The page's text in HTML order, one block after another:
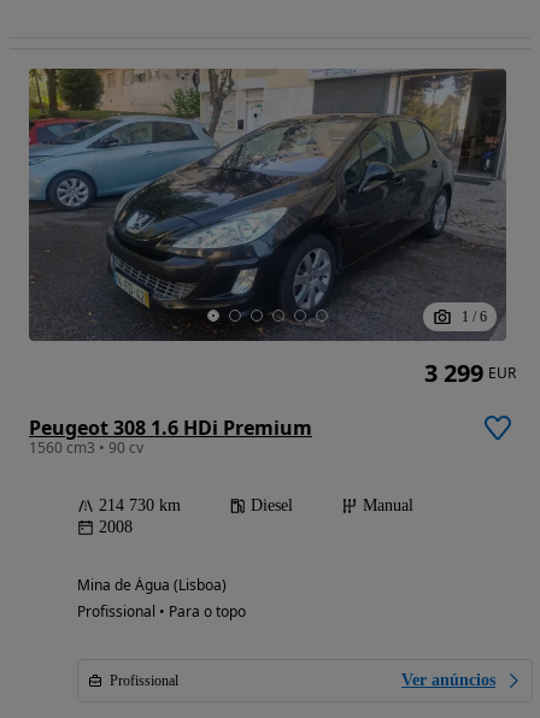
1 / 6
Peugeot 308 1.6 HDi Premium
1560 cm3 • 90 cv
214 730 km Diesel
Manual
2008
Mina de Água (Lisboa)
Profissional • Para o topo
Profissional Ver anúncios
3 299 EUR